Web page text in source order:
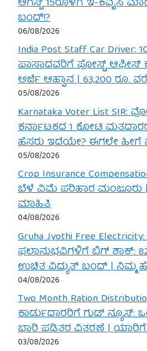
ಬಂದ್!?
06/08/2026
India Post Staff Car Driver:
ಪಾಸಾದವರಿಗೆ ಪೋಸ್ಟ್ ಆಫೀಸ್
ಅರ್ಜಿ ಆಹ್ವಾನ | 63,200 ರೂ.
05/08/2026
Karnataka Voter List
ಕರ್ನಾಟಕದ 1 ಕೋಟಿ
ಹೆಸರು ಇದೆಯೇ? ಈಗಲೇ ಹೀಗೆ
05/08/2026
Crop Insurance
ಬೆಳೆ ವಿಮೆ ಪರಿಹಾರ ಮಂಜೂರು
ಮಾಹಿತಿ
04/08/2026
Gruha Jyothi Free
ಫಲಾನುಭವಿಗಳಿಗೆ ಬಿಗ್ ಶಾಕ್:
ಉಚಿತ ವಿದ್ಯುತ್ ಬಂದ್ | ನಿಮ್ಮ
04/08/2026
Two Month Ration
ಕಾರ್ಡುದಾರರಿಗೆ ಗುಡ್ ನ್ಯೂಸ್:
ಬಾರಿ ಪಡಿತರ ವಿತರಣೆ | ಯಾರಿಗೆ
03/08/2026